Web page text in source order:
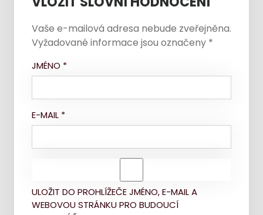
Vaše e-mailová adresa nebude zveřejněna.
Vyžadované informace jsou označeny *
JMÉNO *
E-MAIL *
ULOŽIT DO PROHLÍŽEČE JMÉNO, E-MAIL A
WEBOVOU STRÁNKU PRO BUDOUCÍ